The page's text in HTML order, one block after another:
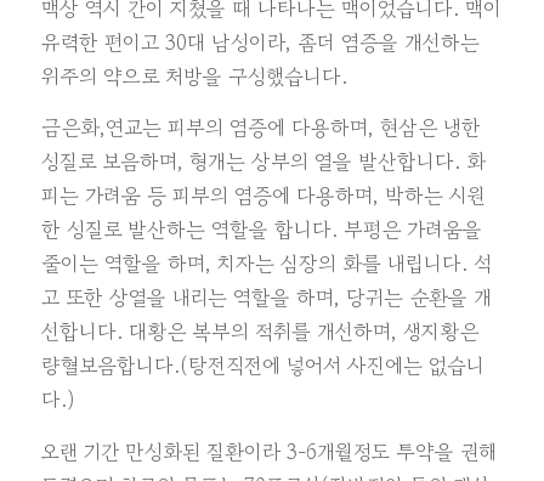
맥상 역시 간이 지쳤을 때 나타나는 맥이었습니다. 맥이
유력한 편이고 30대 남성이라, 좀더 염증을 개선하는
위주의 약으로 처방을 구성했습니다.
금은화,연교는 피부의 염증에 다용하며, 현삼은 냉한
성질로 보음하며, 형개는 상부의 열을 발산합니다. 화
피는 가려움 등 피부의 염증에 다용하며, 박하는 시원
한 성질로 발산하는 역할을 합니다. 부평은 가려움을
줄이는 역할을 하며, 치자는 심장의 화를 내립니다. 석
고 또한 상열을 내리는 역할을 하며, 당귀는 순환을 개
선합니다. 대황은 복부의 적취를 개선하며, 생지황은
량혈보음합니다.(탕전직전에 넣어서 사진에는 없습니
다.)
오랜 기간 만성화된 질환이라 3-6개월정도 투약을 권해